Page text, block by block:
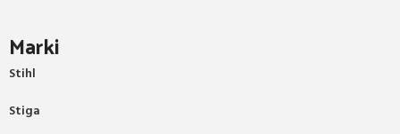
Marki
Stihl
Stiga